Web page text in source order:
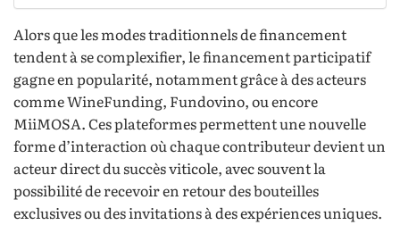
Alors que les modes traditionnels de financement
tendent à se complexifier, le financement participatif
gagne en popularité, notamment grâce à des acteurs
comme WineFunding, Fundovino, ou encore
MiiMOSA. Ces plateformes permettent une nouvelle
forme d’interaction où chaque contributeur devient un
acteur direct du succès viticole, avec souvent la
possibilité de recevoir en retour des bouteilles
exclusives ou des invitations à des expériences uniques.